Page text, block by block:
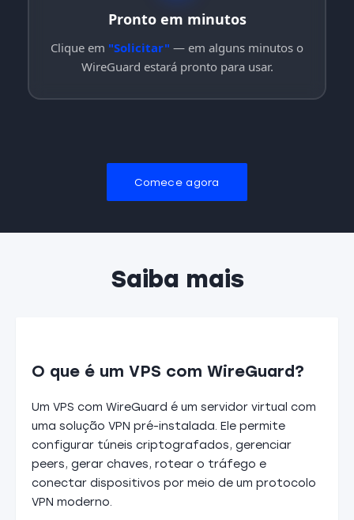
Comece agora
Saiba mais
O que é um VPS com WireGuard?
Um VPS com WireGuard é um servidor virtual com
uma solução VPN pré-instalada. Ele permite
configurar túneis criptografados, gerenciar
peers, gerar chaves, rotear o tráfego e
conectar dispositivos por meio de um protocolo
VPN moderno.